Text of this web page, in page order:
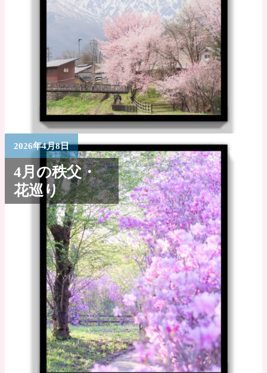
2026年4月8日
4月の秩父・
花巡り